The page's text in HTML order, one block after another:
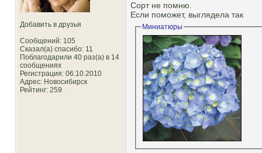
Добавить в друзья
Сообщений: 105
Сказал(а) спасибо: 11
Поблагодарили 40 раз(а) в 14
сообщениях
Регистрация: 06.10.2010
Адрес: Новосибирск
Рейтинг: 259
Сорт не помню.
Если поможет, выглядела так
Миниатюры